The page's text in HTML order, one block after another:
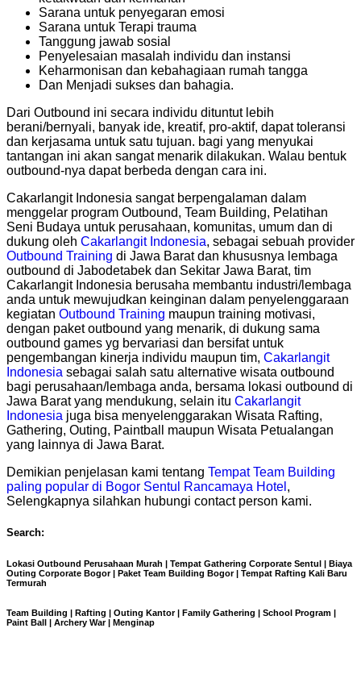
Sarana untuk penyegaran emosi
Sarana untuk Terapi trauma
Tanggung jawab sosial
Penyelesaian masalah individu dan instansi
Keharmonisan dan kebahagiaan rumah tangga
Dan Menjadi sukses dan bahagia.
Dari Outbound ini secara individu dituntut lebih
berani/bernyali, banyak ide, kreatif, pro-aktif, dapat toleransi
dan kerjasama untuk satu tujuan. bagi yang menyukai
tantangan ini akan sangat menarik dilakukan. Walau bentuk
outbound-nya dapat berbeda dengan cara ini.
Cakarlangit Indonesia sangat berpengalaman dalam
menggelar program Outbound, Team Building, Pelatihan
Seni Budaya untuk perusahaan, komunitas, umum dan di
dukung oleh Cakarlangit Indonesia, sebagai sebuah provider
Outbound Training di Jawa Barat dan khususnya lembaga
outbound di Jabodetabek dan Sekitar Jawa Barat, tim
Cakarlangit Indonesia berusaha membantu industri/lembaga
anda untuk mewujudkan keinginan dalam penyelenggaraan
kegiatan Outbound Training maupun training motivasi,
dengan paket outbound yang menarik, di dukung sama
outbound games yg bervariasi dan bersifat untuk
pengembangan kinerja individu maupun tim, Cakarlangit
Indonesia sebagai salah satu alternative wisata outbound
bagi perusahaan/lembaga anda, bersama lokasi outbound di
Jawa Barat yang mendukung, selain itu Cakarlangit
Indonesia juga bisa menyelenggarakan Wisata Rafting,
Gathering, Outing, Paintball maupun Wisata Petualangan
yang lainnya di Jawa Barat.
Demikian penjelasan kami tentang Tempat Team Building
paling popular di Bogor Sentul Rancamaya Hotel ,
Selengkapnya silahkan hubungi contact person kami.
Search:
Lokasi Outbound Perusahaan Murah | Tempat Gathering Corporate Sentul | Biaya
Outing Corporate Bogor | Paket Team Building Bogor | Tempat Rafting Kali Baru
Termurah
Team Building | Rafting | Outing Kantor | Family Gathering | School Program |
Paint Ball | Archery War | Menginap